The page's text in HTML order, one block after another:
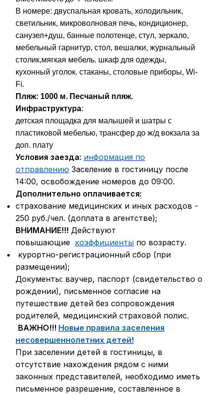
В номере: двуспальная кровать, холодильник,
светильник, микроволновая печь, кондиционер,
санузел+душ, банные полотенце, стул, зеркало,
мебельный гарнитур, стол, вешалки, журнальный
столик,мягкая мебель. шкаф для одежды,
кухонный уголок. стаканы, столовые приборы, Wi-
Fi.
Пляж: 1000 м. Песчаный пляж.
Инфраструктура:
детская площадка для малышей и шатры с
пластиковой мебелью, трансфер до ж/д вокзала за
доп. плату
Условия заезда: информация по
отправлению Заселение в гостиницу после
14:00, освобождение номеров до 09:00.
Дополнительно оплачивается:
страхование медицинских и иных расходов -
250 руб./чел. (доплата в агентстве);
ВНИМАНИЕ!!! Действуют
повышающие коэффициенты по возрасту.
курортно-регистрационный сбор (при
размещении);
Документы: ваучер, паспорт (свидетельство о
рождении), письменное согласие на
путешествие детей без сопровождения
родителей, медицинский страховой полис.
ВАЖНО!!! Новые правила заселения
несовершеннолетних детей!
При заселении детей в гостиницы, в
отсутствие нахождения рядом с ними
законных представителей, необходимо иметь
письменное разрешение, составленное в